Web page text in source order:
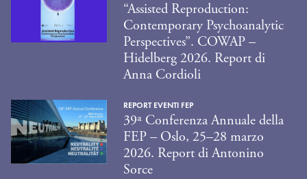
“Assisted Reproduction:
Contemporary Psychoanalytic
Perspectives”. COWAP –
Hidelberg 2026. Report di
Anna Cordioli
REPORT EVENTI FEP
39ª Conferenza Annuale della
FEP – Oslo, 25–28 marzo
2026. Report di Antonino
Sorce